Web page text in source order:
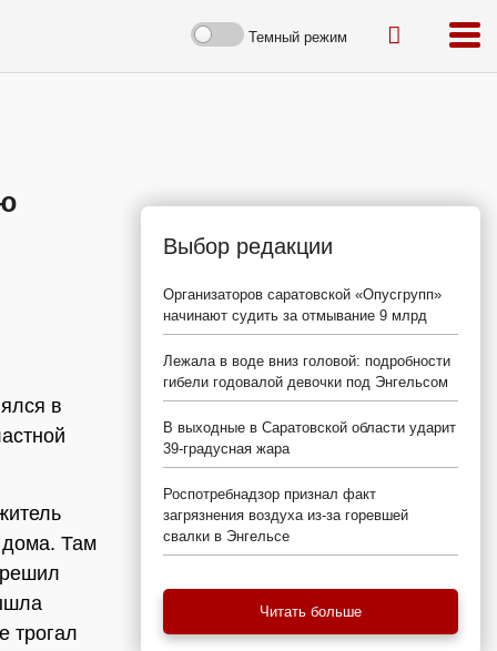
Темный режим
в
дома. Там
трогал
Выбор редакции
Организаторов саратовской «Опусгрупп»
начинают судить за отмывание 9 млрд
Лежала в воде вниз головой: подробности
гибели годовалой девочки под Энгельсом
В выходные в Саратовской области ударит
39-градусная жара
Роспотребнадзор признал факт
загрязнения воздуха из-за горевшей
свалки в Энгельсе
Читать больше